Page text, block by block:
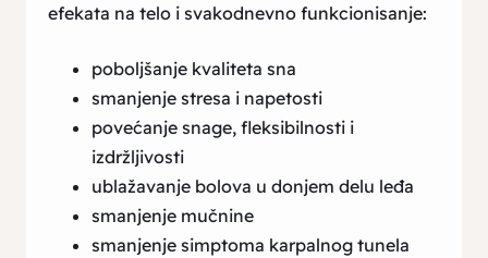
efekata na telo i svakodnevno funkcionisanje:
poboljšanje kvaliteta sna
smanjenje stresa i napetosti
povećanje snage, fleksibilnosti i
izdržljivosti
ublažavanje bolova u donjem delu leđa
smanjenje mučnine
smanjenje simptoma karpalnog tunela